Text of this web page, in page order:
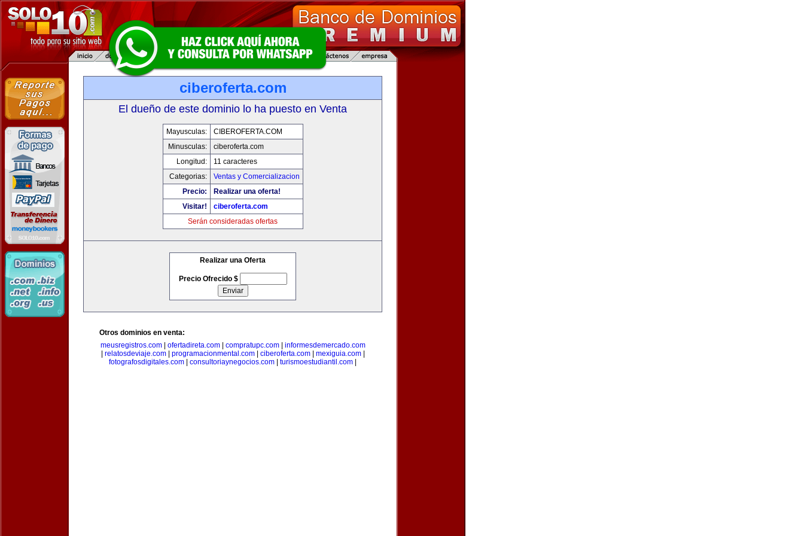
ciberoferta.com
El dueño de este dominio lo ha puesto en Venta
Mayusculas:
CIBEROFERTA.COM
Minusculas:
ciberoferta.com
Longitud:
11 caracteres
Categorias:
Ventas y Comercializacion
Precio:
Realizar una oferta!
Visitar!
ciberoferta.com
Serán consideradas ofertas
Realizar una Oferta
Precio Ofrecido $
Otros dominios en venta:
meusregistros.com| ofertadireta.com| compratupc.com| informesdemercado.com
relatosdeviaje.com| programacionmental.com| ciberoferta.com| mexiguia.com|
fotografosdigitales.com
consultoriaynegocios.com turismoestudiantil.com